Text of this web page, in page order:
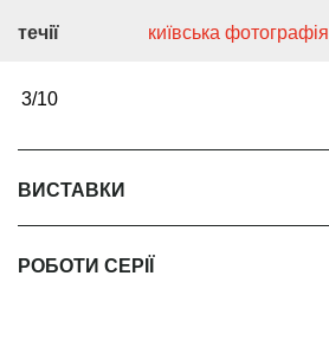
течії київська фотографія
3/10
ВИСТАВКИ
РОБОТИ СЕРІЇ